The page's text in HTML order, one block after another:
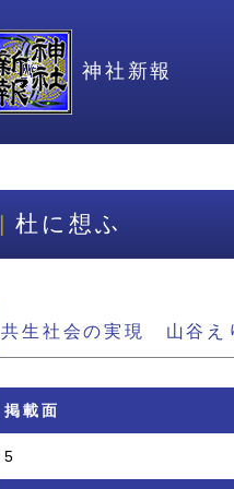
神社新報
杜に想ふ
共生社会の実現 山谷え
掲載面
5